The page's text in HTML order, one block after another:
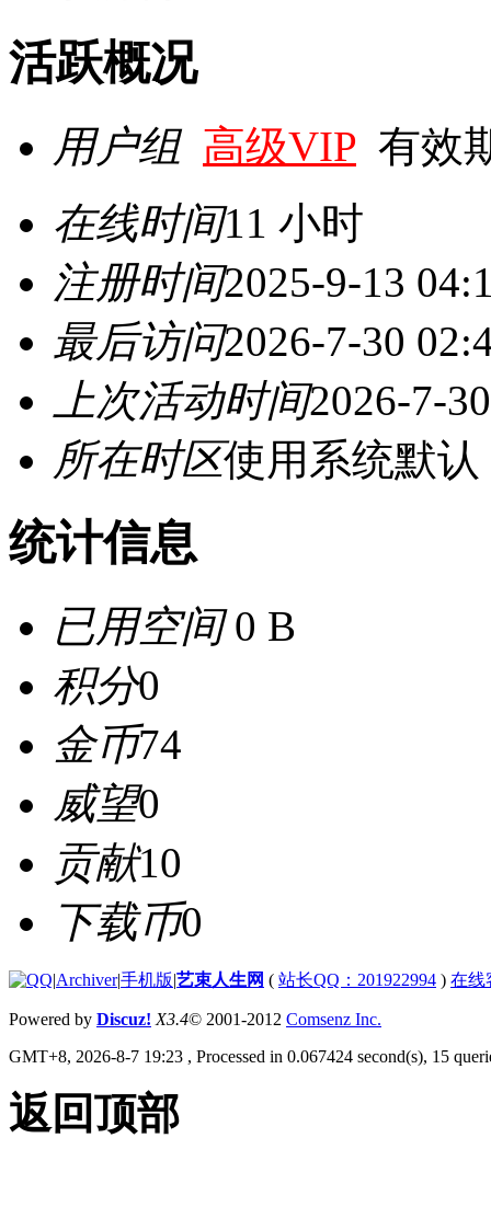
活跃概况
用户组 高级VIP 有效
在线时间11 小时
注册时间2025-9-13
最后访问2026-7-30
上次活动时间2026-7-
所在时区使用系统默认
统计信息
已用空间0 B
积分0
金币74
威望0
贡献10
下载币0
|Archiver|手机版|艺束人生网 ( 站长QQ：201922994 ) 在线
Powered by Discuz! X3.4© 2001-2012 Comsenz Inc.
GMT+8, 2026-8-7 19:23 , Processed in 0.067424 second(s), 15
返回顶部